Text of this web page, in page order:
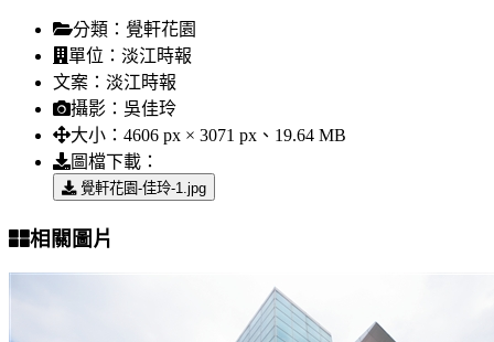
分類： 覺軒花園
單位： 淡江時報
文案： 淡江時報
攝影： 吳佳玲
大小： 4606 px × 3071 px、19.64 MB
圖檔下載：
覺軒花園-佳玲-1.jpg
相關圖片